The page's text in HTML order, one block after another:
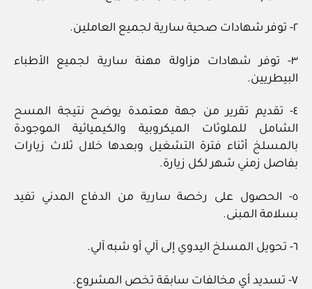
٢- توفر شهادات صحية سارية لجميع العاملين.
٣- توفر شهادات مزاولة مهنة سارية لجميع الأطباء
البيطريين.
٤- تقديم تقرير من جهة معتمدة يوضح نتيجة المسح
الشامل للملوثات الميكروبية والكيميائية الموجودة
بالمسلخ أثناء فترة التشغيل وبعدها خلال ثلاث زيارات
بفاصل زمني شهر لكل زيارة.
٥- الحصول على رخصة سارية من الدفاع المدني تفيد
بسلامة المبنى.
٦- تحويل المسلخ اليدوي إلى آلي أو شبه آلي.
٧- تسديد أي مخالفات سابقة تخص المشروع.